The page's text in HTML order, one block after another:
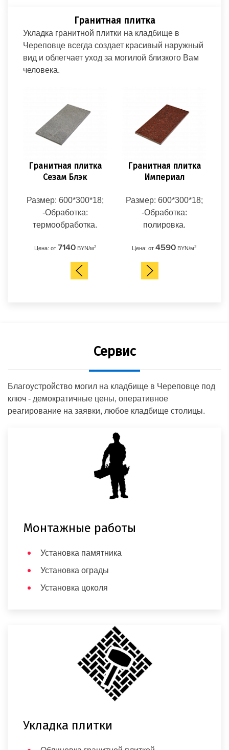
Гранитная плитка
Укладка гранитной плитки на кладбище в
Череповце всегда создает красивый наружный
вид и облегчает уход за могилой близкого Вам
человека.
Гранитная плитка
Империал
Размер: 600*300*18;
-Обработка:
полировка.
Цена: от 4590BYN/м2
Гранитная плитка
Сезам Блэк
Размер: 600*300*18;
-Обработка:
термообработка.
Цена: от 7140BYN/м2
Сервис
Благоустройство могил на кладбище в Череповце под
ключ - демократичные цены, оперативное
реагирование на заявки, любое кладбище столицы.
Монтажные работы
Установка памятника
Установка ограды
Установка цоколя
Укладка плитки